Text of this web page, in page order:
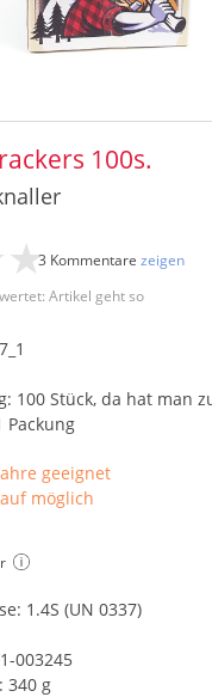
100s.
Artikel geht so
3 Kommentare zeigen
100 Stück, da hat man
Packung
geeignet
möglich
1.4S (UN 0337)
003245
340 g